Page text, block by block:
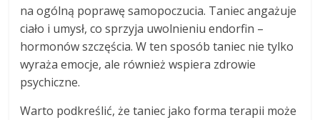
na ogólną poprawę samopoczucia. Taniec angażuje
ciało i umysł, co sprzyja uwolnieniu endorfin –
hormonów szczęścia. W ten sposób taniec nie tylko
wyraża emocje, ale również wspiera zdrowie
psychiczne.
Warto podkreślić, że taniec jako forma terapii może